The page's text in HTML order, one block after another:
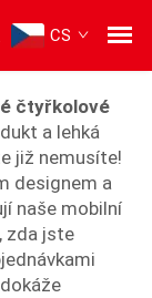
CS
čtyřkolové
a lehká
již nemusíte!
designem a
naše mobilní
zda jste